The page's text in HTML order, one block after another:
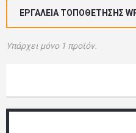
ΕΡΓΑΛΕΊΑ ΤΟΠΟΘΈΤΗΣΗΣ
Υπάρχει μόνο 1 προϊόν.